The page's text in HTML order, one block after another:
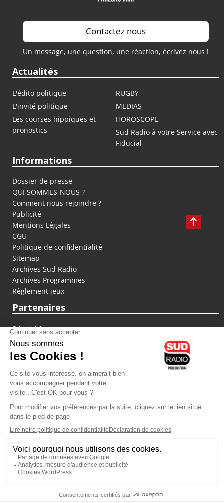
Contactez nous
Un message, une question, une réaction, écrivez nous !
Actualités
L'édito politique
RUGBY
L'invité politique
MEDIAS
Les courses hippiques et
pronostics
HOROSCOPE
Sud Radio à votre Service avec
Fiducial
Informations
Dossier de presse
QUI SOMMES-NOUS ?
Comment nous rejoindre ?
Publicité
Mentions Légales
CGU
Politique de confidentialité
Sitemap
Archives Sud Radio
Archives Programmes
Règlement jeux
Partenaires
fiducial.fr
lyoncapitale.fr
olympique-et-lyonnais.com
L'application Iphone / Android
Téléchargez l'application
Les cookies
Gestion des cookies
Crédit photos : ©Sud Radio / Pierre Olivier